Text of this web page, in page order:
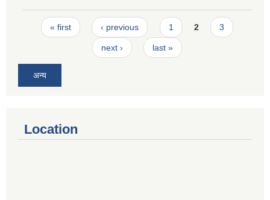
Pages
« first ‹ previous 1 2 3
next › last »
अन्य
Location